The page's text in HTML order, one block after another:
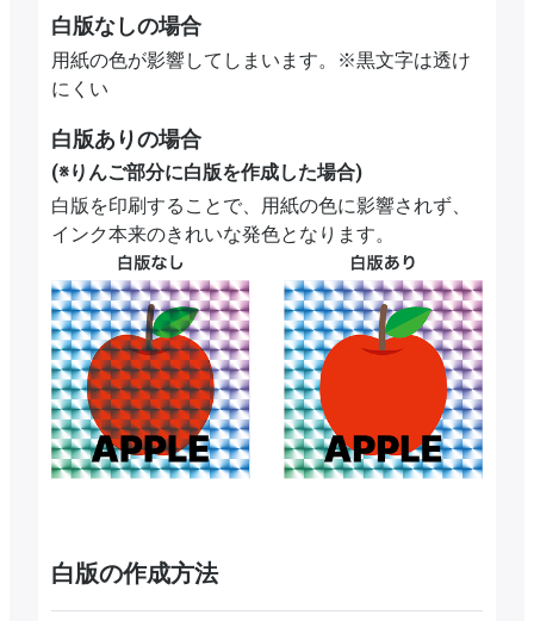
白版なしの場合
用紙の色が影響してしまいます。※黒文字は透け
にくい
白版ありの場合
(※りんご部分に白版を作成した場合)
白版を印刷することで、用紙の色に影響されず、
インク本来のきれいな発色となります。
白版の作成方法